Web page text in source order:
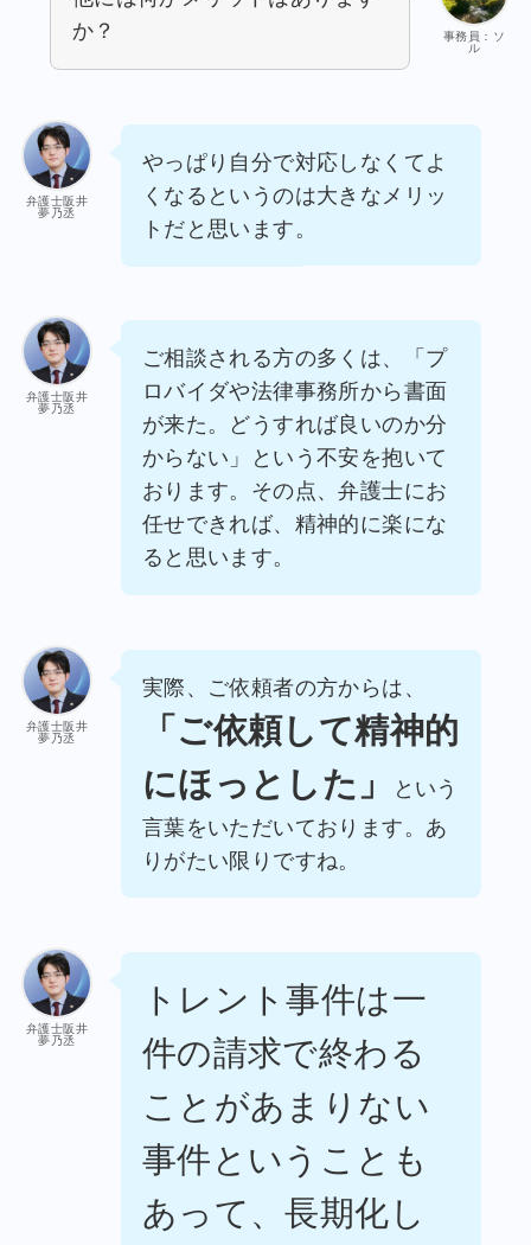
事務員：ソ
ル
か？
弁護士阪井
夢乃丞
やっぱり自分で対応しなくてよ
くなるというのは大きなメリッ
トだと思います。
弁護士阪井
夢乃丞
ご相談される方の多くは、「プ
ロバイダや法律事務所から書面
が来た。どうすれば良いのか分
からない」という不安を抱いて
おります。その点、弁護士にお
任せできれば、精神的に楽にな
ると思います。
弁護士阪井
夢乃丞
実際、ご依頼者の方からは、
「ご依頼して精神的
にほっとした」
という
言葉をいただいております。あ
りがたい限りですね。
弁護士阪井
夢乃丞
トレント事件は一
件の請求で終わる
ことがあまりない
事件ということも
あって、長期化し